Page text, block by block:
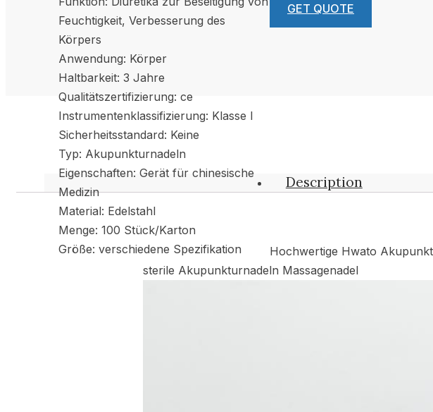
Feuchtigkeit, Verbesserung des
Körpers
Anwendung: Körper
Haltbarkeit: 3 Jahre
Qualitätszertifizierung: ce
Instrumentenklassifizierung: Klasse I
Sicherheitsstandard: Keine
Typ: Akupunkturnadeln
Eigenschaften: Gerät für chinesische
Medizin
Material: Edelstahl
Menge: 100 Stück/Karton
Größe: verschiedene Spezifikation
GET QUOTE
Description
Hochwertige Hwato
sterile Akupunkturnadeln Massagenadel